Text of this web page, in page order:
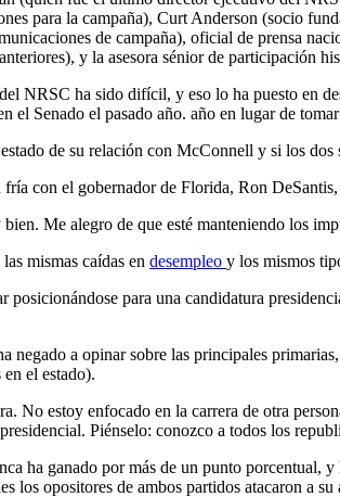
para la campaña), Curt Anderson (socio
de campaña), oficial de prensa
y la asesora sénior de participación
NRSC ha sido difícil, y eso lo ha puesto en
el Senado el pasado año. año en lugar de
de su relación con McConnell y si los
con el gobernador de Florida, Ron
Me alegro de que esté manteniendo los
mismas caídas en desempleo y los mismos
posicionándose para una candidatura
negado a opinar sobre las principales
el estado).
No estoy enfocado en la carrera de otra
Piénselo: conozco a todos los
ha ganado por más de un punto porcentual,
los opositores de ambos partidos atacaron